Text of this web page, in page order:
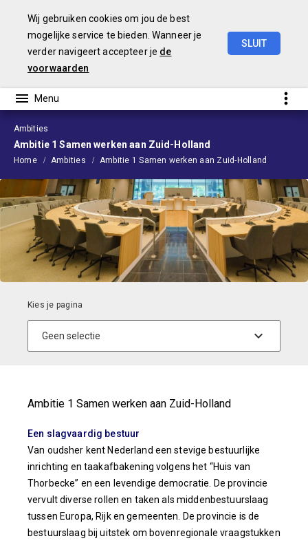
Wij gebruiken cookies om jou de best
mogelijke service te bieden. Wanneer je
verder navigeert accepteer je de
voorwaarden
SLUIT
Ambities
Ambitie 1 Samen werken aan Zuid-Holland
Home Ambities Ambitie 1 Samen werken aan Zuid-Holland
Ambitie 1 Samen werken aan Zuid-Holland
Een slagvaardig bestuur
Van oudsher kent Nederland een stevige bestuurlijke
inrichting en taakafbakening volgens het “Huis van
Thorbecke” en een levendige democratie. De provincie
vervult diverse rollen en taken als middenbestuurslaag
tussen Europa, Rijk en gemeenten. De provincie is de
bestuurslaag bij uitstek om bovenregionale vraagstukken